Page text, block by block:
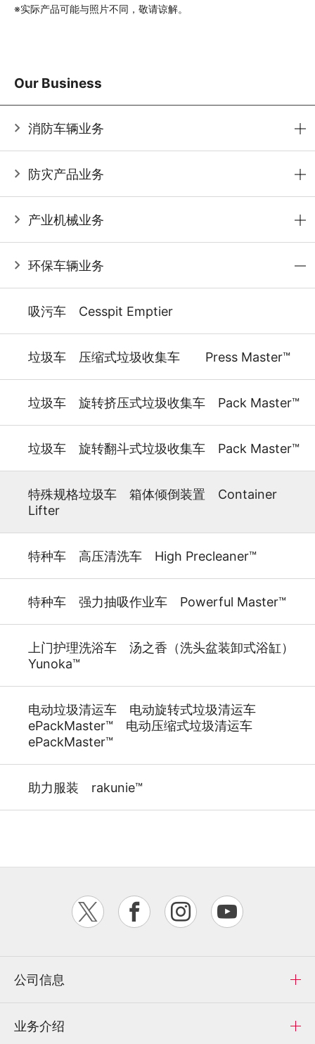
※实际产品可能与照片不同，敬请谅解。
Our Business
消防车辆业务
防灾产品业务
产业机械业务
环保车辆业务
吸污车 Cesspit Emptier
垃圾车 压缩式垃圾收集车 Press Master™
垃圾车 旋转挤压式垃圾收集车 Pack Master™
垃圾车 旋转翻斗式垃圾收集车 Pack Master™
特殊规格垃圾车 箱体倾倒装置 Container
Lifter
特种车 高压清洗车 High Precleaner™
特种车 强力抽吸作业车 Powerful Master™
上门护理洗浴车 汤之香（洗头盆装卸式浴缸）
Yunoka™
电动垃圾清运车 电动旋转式垃圾清运车
ePackMaster™ 电动压缩式垃圾清运车
ePackMaster™
助力服装 rakunie™
公司信息
业务介绍